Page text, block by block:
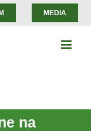
MEDIA
na